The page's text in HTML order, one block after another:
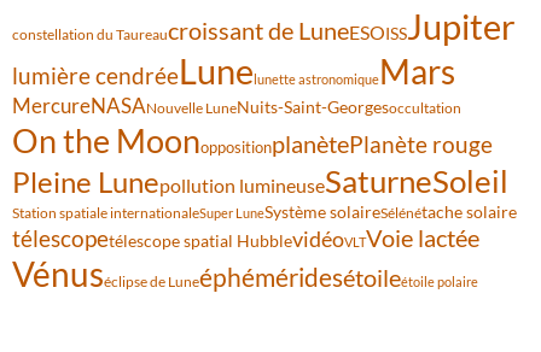
constellation du Taureaucroissant de LuneESOISSJupiter
lumière cendréeLunelunette astronomiqueMars
MercureNASANouvelle LuneNuits-Saint-Georgesoccultation
On the MoonoppositionplanètePlanète rouge
Pleine Lunepollution lumineuseSaturneSoleil
Station spatiale internationaleSuper LuneSystème solaireSélénétache solaire
télescopetélescope spatial HubblevidéoVLTVoie lactée
Vénuséclipse de Luneéphéméridesétoileétoile polaire